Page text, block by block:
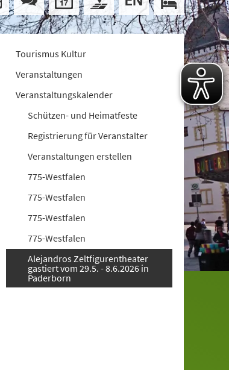
Tourismus Kultur
Veranstaltungen
Veranstaltungskalender
Schützen- und Heimatfeste
Registrierung für Veranstalter
Veranstaltungen erstellen
775-Westfalen
775-Westfalen
775-Westfalen
775-Westfalen
Alejandros Zeltfigurentheater
gastiert vom 29.5. - 8.6.2026 in
Paderborn